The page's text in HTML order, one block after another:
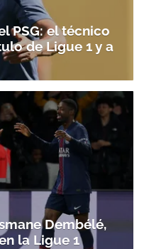
PSG: el técnico
de Ligue 1 y a
Dembélé,
la Ligue 1